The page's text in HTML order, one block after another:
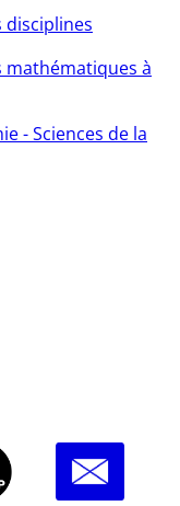
disciplines
à
- Sciences de la